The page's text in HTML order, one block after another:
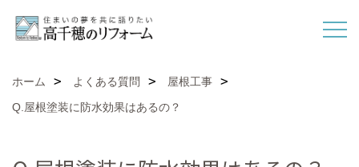
ホーム よくある質問
屋根工事
Q.屋根塗装に防水効果はあるの？